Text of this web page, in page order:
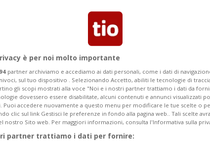
è per noi molto importante
partner archiviamo e accediamo ai dati personali, come i dati di
sul tuo dispositivo . Selezionando Accetto, abiliti le tecnologie di
gli scopi mostrati alla voce "Noi e i nostri partner trattiamo i dati da
dovessero essere disabilitate, alcuni contenuti e annunci visualizzati
Puoi accedere nuovamente a questo menu per modificare le tue scelte o
clic sul link Gestisci le preferenze in fondo alla pagina web.. Tali scelte
nostro Sito web. Per maggiori informazioni, consulta l'Informativa sulla
partner trattiamo i dati per fornire: